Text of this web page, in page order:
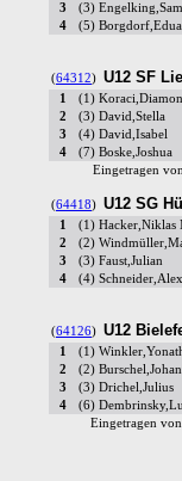
3
(3) Engelking,Sam
4
(5)
(64312) U12 SF
1 (1)
2
(3) David,Stella
3
(4) David,Isabel
4
(7) Boske,Joshua
Eingetragen von
(64418) U12 SG
1 (1) Hacker,Niklas
2
(2)
3
(3) Faust,Julian
4
(4)
(64126) U12
1 (1)
2
(2)
3
(3) Drichel,Julius
4
(6)
Eingetragen von